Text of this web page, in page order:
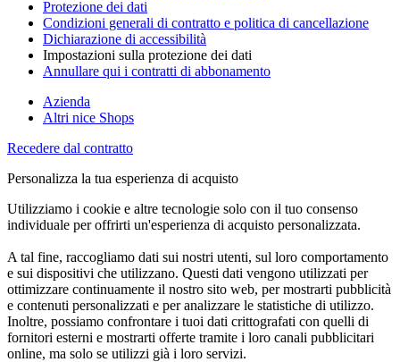
Protezione dei dati
Condizioni generali di contratto e politica di cancellazione
Dichiarazione di accessibilità
Impostazioni sulla protezione dei dati
Annullare qui i contratti di abbonamento
Azienda
Altri nice Shops
Recedere dal contratto
Personalizza la tua esperienza di acquisto
Utilizziamo i cookie e altre tecnologie solo con il tuo consenso
individuale per offrirti un'esperienza di acquisto personalizzata.
A tal fine, raccogliamo dati sui nostri utenti, sul loro comportamento
e sui dispositivi che utilizzano. Questi dati vengono utilizzati per
ottimizzare continuamente il nostro sito web, per mostrarti pubblicità
e contenuti personalizzati e per analizzare le statistiche di utilizzo.
Inoltre, possiamo confrontare i tuoi dati crittografati con quelli di
fornitori esterni e mostrarti offerte tramite i loro canali pubblicitari
online, ma solo se utilizzi già i loro servizi.